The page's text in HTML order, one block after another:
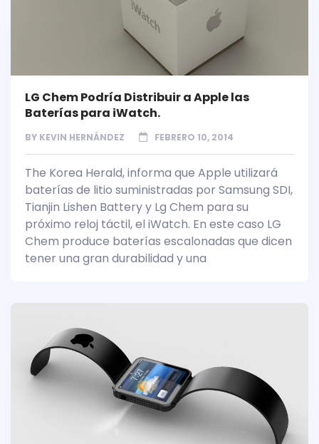
LG Chem Podría Distribuir a Apple las
Baterías para iWatch.
BY KEVIN HERNÁNDEZ FEBRERO 10, 2014
The Korea Herald, informa que Apple utilizará
baterías de litio suministradas por Samsung SDI,
Tianjin Lishen Battery y Lg Chem para su
próximo reloj táctil, el iWatch. En este caso LG
Chem produce baterías escalonadas que dicen
tener una gran durabilidad y una